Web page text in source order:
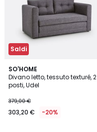
Saldi
SO'HOME
Divano letto, tessuto texturé, 2
posti, Udel
379,00 €
303,20 € -20%
4
/
5
3
Colori